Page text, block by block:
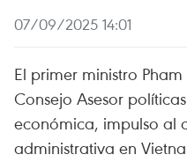
07/09/2025 14:01
El primer ministro
Consejo Asesor
económica, impulso al
administrativa en